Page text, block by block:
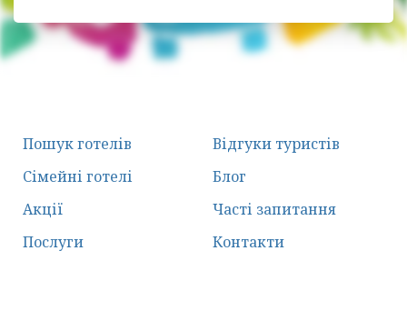
Пошук готелів
Сімейні готелі
Акції
Послуги
Відгуки туристів
Блог
Часті запитання
Контакти